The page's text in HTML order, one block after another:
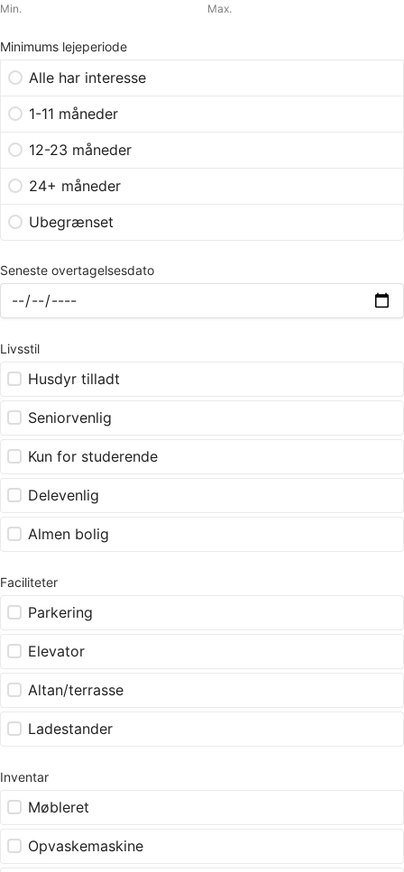
Min. Max.
Minimums lejeperiode
Alle har interesse
1-11 måneder
12-23 måneder
24+ måneder
Ubegrænset
Seneste overtagelsesdato
Livsstil
Husdyr tilladt
Seniorvenlig
Kun for studerende
Delevenlig
Almen bolig
Faciliteter
Parkering
Elevator
Altan/terrasse
Ladestander
Inventar
Møbleret
Opvaskemaskine